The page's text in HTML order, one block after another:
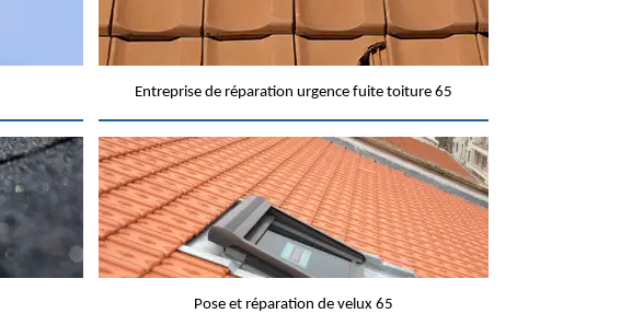
Entreprise de réparation urgence fuite toiture 65
Pose et réparation de velux 65